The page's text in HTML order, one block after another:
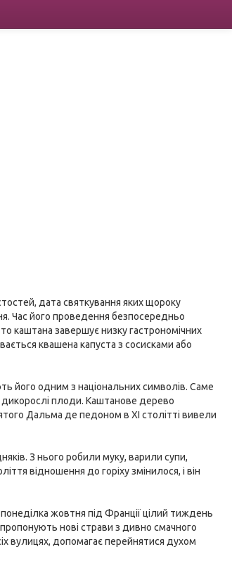
дата святкування яких щороку
Час його проведення безпосередньо
каштана завершує низку гастрономічних
квашена капуста з сосисками або
його одним з національних символів. Саме
дикорослі плоди. Каштанове дерево
Дальма де педоном в XI столітті вивели
З нього робили муку, варили супи,
відношення до горіху змінилося, і він
жовтня під Франції цілий тиждень
нові страви з дивно смачного
вулицях, допомагає перейнятися духом